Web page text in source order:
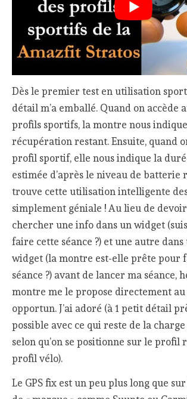
Dès le premier test en utilisation
détail m’a emballé. Quand on accède
profils sportifs, la montre nous
récupération restant. Ensuite, quand
profil sportif, elle nous indique la
estimée d’après le niveau de batterie
trouve cette utilisation intelligente
simplement géniale ! Au lieu de
chercher une info dans un widget
faire cette séance ?) et une autre
widget (la montre est-elle prête pour
séance ?) avant de lancer ma séance,
montre me le propose directement
opportun. J’ai adoré (à 1 petit détail
possible avec ce qui reste de la
selon qu’on se positionne sur le profil
profil vélo).
Le GPS fix est un peu plus long que